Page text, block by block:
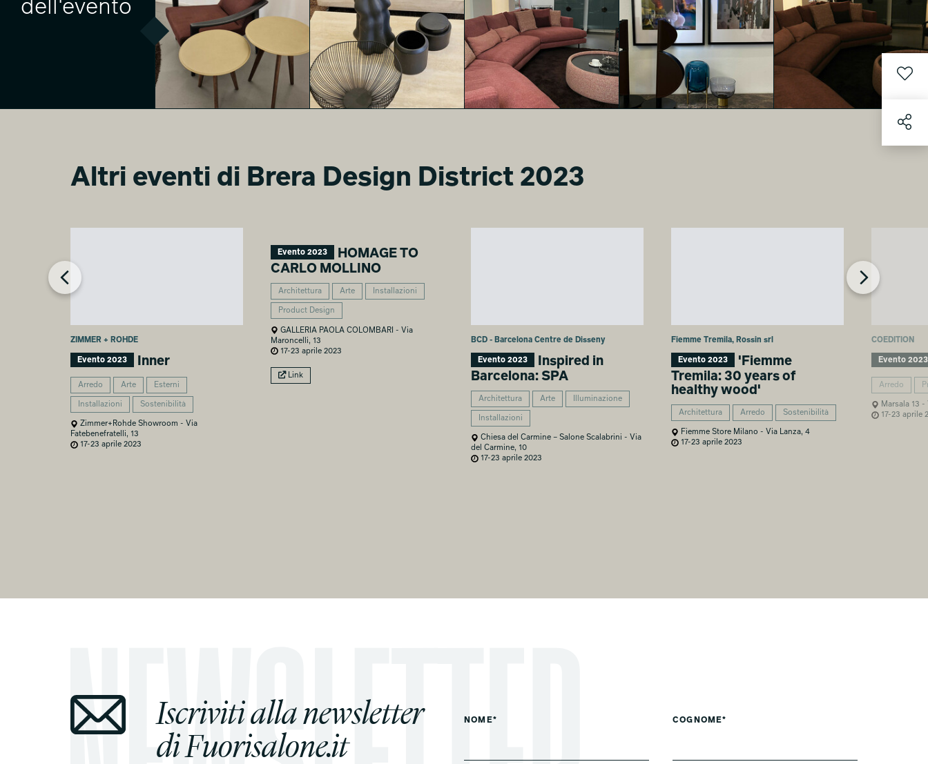
dell'evento
OUTDOOR 2023
Chiara Ferramosca
OUTDOOR 2023
OUTDOOR 2023
OUTDOOR 2023
Altri eventi di Brera Design District 2023
ZIMMER + ROHDE
Evento 2023 Inner
Arredo Arte Esterni
Installazioni Sostenibilità
Zimmer+Rohde Showroom - Via
Fatebenefratelli, 13
17-23 aprile 2023
Evento 2023
HOMAGE TO
CARLO MOLLINO
Architettura Arte Installazioni
Product Design
GALLERIA PAOLA COLOMBARI - Via
Maroncelli, 13
17-23 aprile 2023
Link
BCD - Barcelona Centre de Disseny
Evento 2023
Inspired in
Barcelona: SPA
Architettura Arte Illuminazione
Installazioni
Chiesa del Carmine – Salone Scalabrini - Via
del Carmine, 10
17-23 aprile 2023
Fiemme Tremila, Rossin srl
Evento 2023
'Fiemme
Tremila: 30 years of
healthy wood'
Architettura Arredo Sostenibilità
Fiemme Store Milano - Via Lanza, 4
17-23 aprile 2023
COEDITION
Evento 2023
Arredo
Marsala 13 -
17-23 aprile
Iscriviti alla newsletter
di Fuorisalone.it
NOME* COGNOME*